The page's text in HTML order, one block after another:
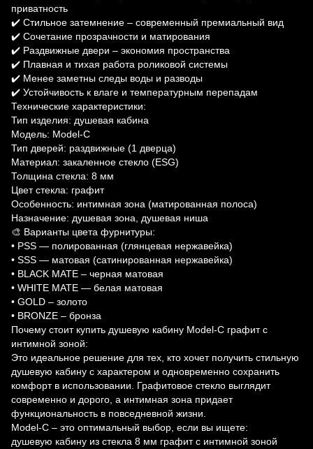
приватность
✔️ Стильное затемнение – современный премиальный вид
✔️ Сочетание прозрачности и матирования
✔️ Раздвижные двери – экономия пространства
✔️ Плавная и тихая работа роликовой системы
✔️ Менее заметны следы воды и разводы
✔️ Устойчивость к влаге и температурным перепадам
Технические характеристики:
Тип изделия: душевая кабина
Модель: Model-C
Тип дверей: раздвижные (1 дверца)
Материал: закаленное стекло (ESG)
Толщина стекла: 8 мм
Цвет стекла: графит
Особенность: интимная зона (матированная полоса)
Назначение: душевая зона, душевая ниша
🎨 Варианты цвета фурнитуры:
• PSS — полированная (глянцевая нержавейка)
• SSS — матовая (сатинированная нержавейка)
• BLACK MATE – черная матовая
• WHITE MATE — белая матовая
• GOLD – золото
• BRONZE – бронза
Почему стоит купить душевую кабину Model-C графит с
интимной зоной:
Это идеальное решение для тех, кто хочет получить стильную
душевую кабину с характером и одновременно сохранить
комфорт в использовании. Графитовое стекло выглядит
современно и дорого, а интимная зона придает
функциональность в повседневной жизни.
Model-C – это оптимальный выбор, если вы ищете:
душевую кабину из стекла 8 мм графит с интимной зоной